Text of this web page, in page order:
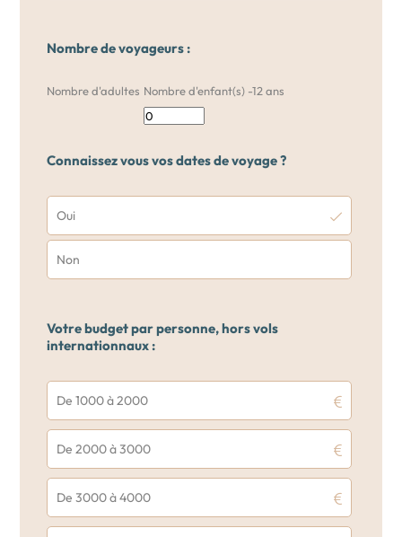
Nombre de voyageurs :
Nombre d'adultes Nombre d'enfant(s) -12 ans
Connaissez vous vos dates de voyage ?
Oui
Non
Votre budget par personne, hors vols
internationnaux :
De 1000 à 2000
De 2000 à 3000
De 3000 à 4000